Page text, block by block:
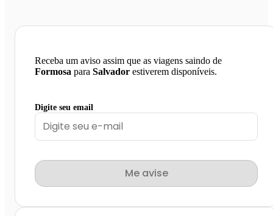
Receba um aviso assim que as viagens saindo de
Formosa para Salvador estiverem disponíveis.
Digite seu email
Me avise